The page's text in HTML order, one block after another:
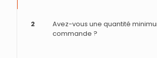
2
Avez-vous une quantité
commande ?